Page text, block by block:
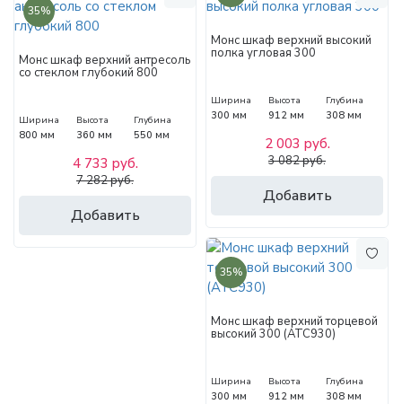
35%
Монс шкаф верхний антресоль
со стеклом глубокий 800
Ширина
800 мм
Высота
360 мм
Глубина
550 мм
Добавить
4 733 руб.
7 282 руб.
Монс шкаф верхний высокий
полка угловая 300
Ширина
300 мм
Высота
912 мм
Глубина
308 мм
Добавить
2 003 руб.
3 082 руб.
35%
Монс шкаф верхний торцевой
высокий 300 (АТС930)
Ширина
300 мм
Высота
912 мм
Глубина
308 мм